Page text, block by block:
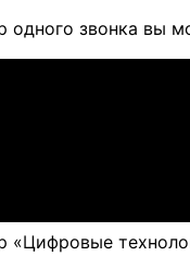
одного звонка вы
«Цифровые